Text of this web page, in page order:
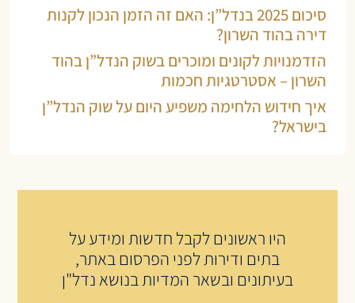
סיכום 2025 בנדל”ן: האם זה הזמן הנכון לקנות
דירה בהוד השרון?
הזדמנויות לקונים ומוכרים בשוק הנדל”ן בהוד
השרון – אסטרטגיות חכמות
איך חידוש הלחימה משפיע היום על שוק הנדל”ן
בישראל?
היו ראשונים לקבל חדשות ומידע על
בתים ודירות לפני הפרסום באתר,
בעיתונים ובשאר המדיות בנושא נדל"ן